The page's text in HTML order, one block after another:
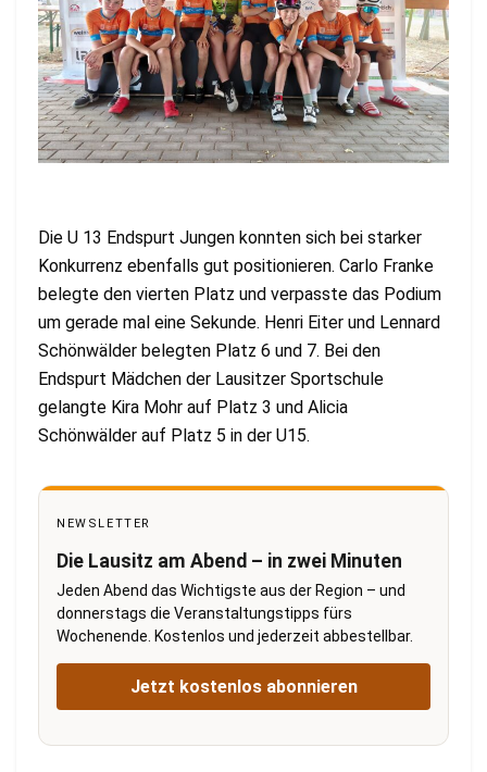
Die U 13 Endspurt Jungen konnten sich bei starker
Konkurrenz ebenfalls gut positionieren. Carlo Franke
belegte den vierten Platz und verpasste das Podium
um gerade mal eine Sekunde. Henri Eiter und Lennard
Schönwälder belegten Platz 6 und 7. Bei den
Endspurt Mädchen der Lausitzer Sportschule
gelangte Kira Mohr auf Platz 3 und Alicia
Schönwälder auf Platz 5 in der U15.
NEWSLETTER
Die Lausitz am Abend – in zwei Minuten
Jeden Abend das Wichtigste aus der Region – und
donnerstags die Veranstaltungstipps fürs
Wochenende. Kostenlos und jederzeit abbestellbar.
Jetzt kostenlos abonnieren